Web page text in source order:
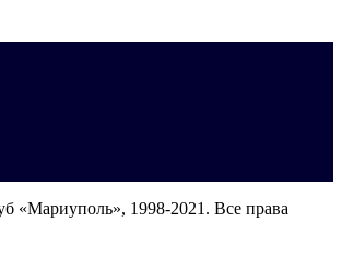
«Мариуполь», 1998-2021. Все права